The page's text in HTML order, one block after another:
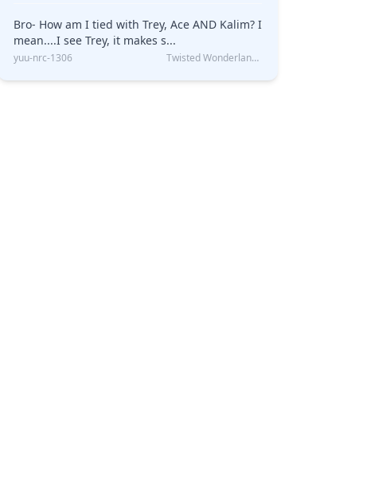
Bro- How am I tied with Trey, Ace AND Kalim? I
mean....I see Trey, it makes s...
yuu-nrc-1306 Twisted Wonderland Kin Quiz